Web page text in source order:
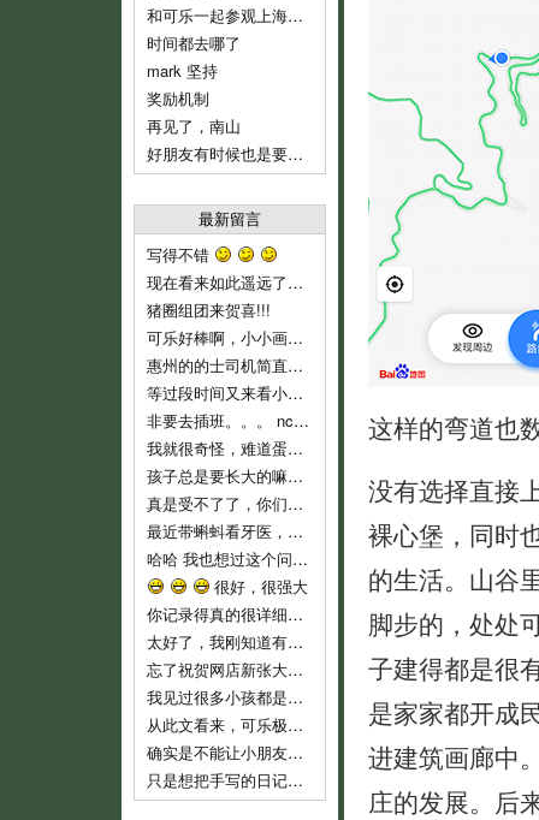
和可乐一起参观上海鲁迅纪念馆
时间都去哪了
mark 坚持
奖励机制
再见了，南山
好朋友有时候也是要分开的
最新留言
写得不错
现在看来如此遥远了……
猪圈组团来贺喜!!!
可乐好棒啊，小小画家！
惠州的的士司机简直就是人渣...服务态度不好..个人素质差..喜欢兜远路,花钱做他们的的士..他们反而是老大,还说争创文明城市,有
等过段时间又来看小可乐
非要去插班。。。 nc，nc，新时代的蛋痛。
我就很奇怪，难道蛋教主和教主夫人小时候没有去过幼儿园么？难倒不记得当时自己的心情吗？ 自从蛋教主一开始说通过洗脑，可以让小孩
孩子总是要长大的嘛，3岁上幼儿园也不算早吧，我们从来不乱给药给可乐吃的，就是发烧不高，我们也都是坚持监督喝水降温而已。长河叔叔，太
真是受不了了，你们就不能让可乐对幼儿园渐进适应吗？ 都开始出现生理反应了。再说，现在小孩这么小，不能随便用药，怎么像起来这么
最近带蝌蚪看牙医，医生说只要有牙齿就要开始刷牙！ 不过貌似小朋友不是很好教，蝌蚪现在非常愿意啃牙刷~ 听好些人提到巧虎里教刷牙
哈哈 我也想过这个问题。我不相信自己会有电影主角这么好的运气，所以宁愿跟那个最早发现问题的可怜科学家一样，全家人在一起……
很好，很强大
你记录得真的很详细，他长大了，会感谢妈妈给他留下这么珍贵的记忆！
太好了，我刚知道有这些地址，最近即将收拾一批，生小孩后不能穿的衣服，一定去寄。
忘了祝贺网店新张大吉，生意兴隆！！
我见过很多小孩都是这样，二岁左右是特别不乖的时期，自我意识开始膨胀，以逆反为乐，给他说道理又不懂，这是正常的，小桃你已经很有耐心了
从此文看来，可乐极具创意，涂鸦都这么有风格，玩汽车还玩得这么有门道。亲亲可乐赞一个！
确实是不能让小朋友单独坐的，一个急刹车就很危险了。我也是很短的路途而且低峰期才敢单独让他坐车的。
只是想把手写的日记送给可乐，毕竟觉得手写本看起来要比电子版有感觉一些。当然，以后也会常更新可乐的一些成长记录上来和大家分享的。
这样的弯道也
没有选择直接
裸心堡，同时
的生活。山谷
脚步的，处处
子建得都是很
是家家都开成
进建筑画廊中
庄的发展。后